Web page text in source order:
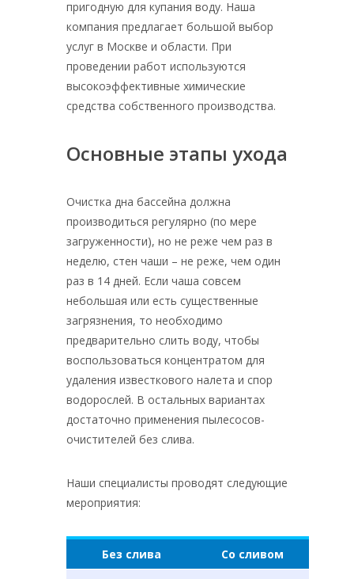
пригодную для купания воду. Наша
компания предлагает большой выбор
услуг в Москве и области. При
проведении работ используются
высокоэффективные химические
средства собственного производства.
Основные этапы ухода
Очистка дна бассейна должна
производиться регулярно (по мере
загруженности), но не реже чем раз в
неделю, стен чаши – не реже, чем один
раз в 14 дней. Если чаша совсем
небольшая или есть существенные
загрязнения, то необходимо
предварительно слить воду, чтобы
воспользоваться концентратом для
удаления известкового налета и спор
водорослей. В остальных вариантах
достаточно применения пылесосов-
очистителей без слива.
Наши специалисты проводят следующие
мероприятия:
Без слива Со сливом